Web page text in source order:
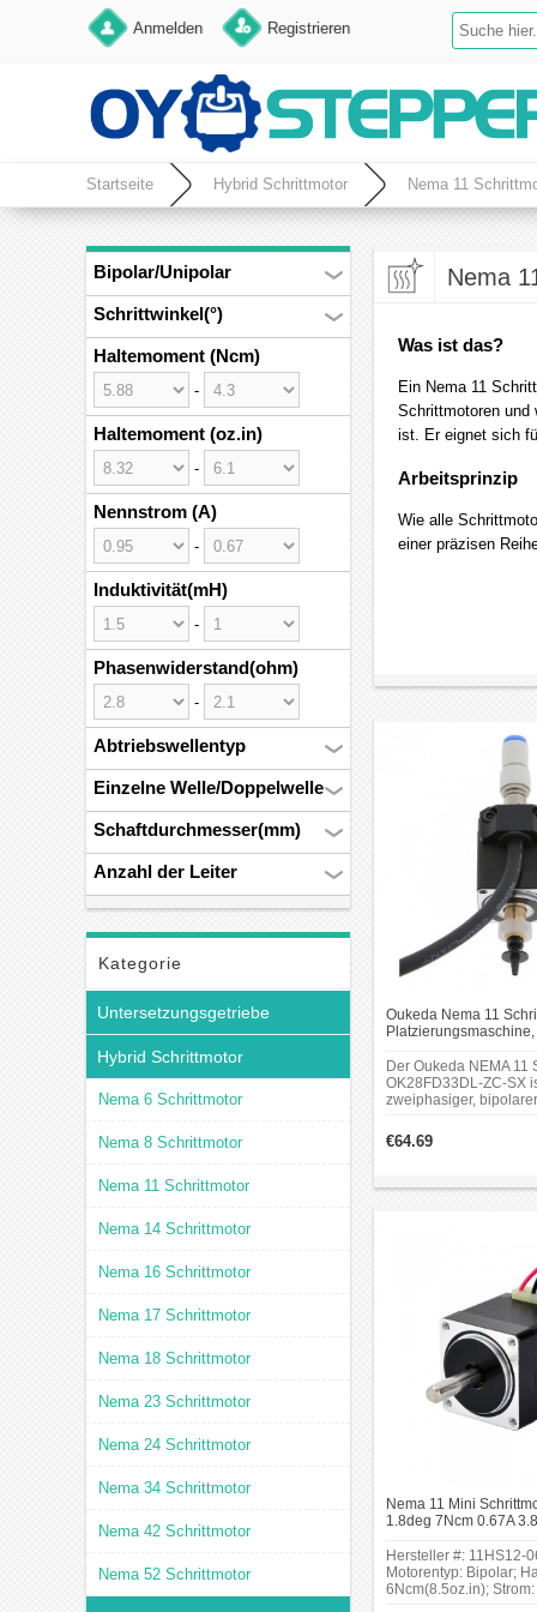
Anmelden Registrieren
Startseite Hybrid Schrittmotor Nema 11
Bipolar/Unipolar
Schrittwinkel(°)
Haltemoment (Ncm)
-
Haltemoment (oz.in)
-
Nennstrom (A)
-
Induktivität(mH)
-
Phasenwiderstand(ohm)
-
Abtriebswellentyp
Einzelne Welle/Doppelwelle
Schaftdurchmesser(mm)
Anzahl der Leiter
Kategorie
Untersetzungsgetriebe
Hybrid Schrittmotor
Nema 6 Schrittmotor
Nema 8 Schrittmotor
Nema 11 Schrittmotor
Nema 14 Schrittmotor
Nema 16 Schrittmotor
Nema 17 Schrittmotor
Nema 18 Schrittmotor
Nema 23 Schrittmotor
Nema 24 Schrittmotor
Nema 34 Schrittmotor
Nema 42 Schrittmotor
Nema 52 Schrittmotor
Nema
Was ist das?
Ein Nema 11
Schrittmotoren und
ist. Er eignet sich
Arbeitsprinzip
Wie alle
einer präzisen
Notwendigkeit
Präzise
Vielseitigkeit: Er
Geringe
Was sollte man
Bei der Auswahl
Drehmomente als
Baugröße und
(27,9 mm x 27,9
Strom- und
Steuersystem:
Anwendungen
Er findet
Medizinische
Robotertechnik:
Oukeda Nema 11
Der Oukeda NEMA 11
OK28FD33DL-ZC-SX
zweiphasiger,
einem Haltemoment
arbeitet bei 12–24 V
€64.69
Nema 11 Mini
1.8deg 7Ncm 0.67A
Hersteller #: 11HS12-
Motorentyp: Bipolar;
6Ncm(8.5oz.in);